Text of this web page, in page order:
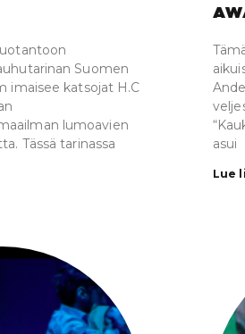
Suomen
imaisee katsojat H.C
lumoavien
Tässä tarinassa
asui
Lue